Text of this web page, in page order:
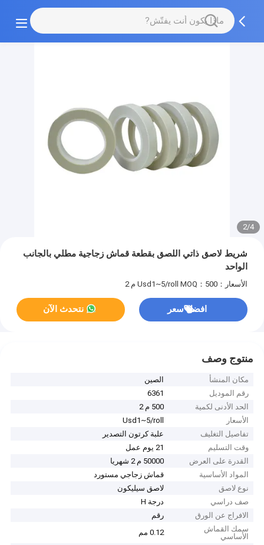
2/4
شريط لاصق ذاتي اللصق بقطعة قماش زجاجية مطلي بالجانب
الواحد
الأسعار：Usd1~5/roll MOQ：500 م 2
افضل سعر نتحدث الآن
منتوج وصف
مكان المنشأ
الصين
رقم الموديل
6361
الحد الأدنى لكمية
500 م 2
الأسعار
Usd1~5/roll
تفاصيل التغليف
علبة كرتون التصدير
وقت التسليم
21 يوم عمل
القدرة على العرض
50000 م 2 شهريا
المواد الأساسية
قماش زجاجي مستورد
نوع لاصق
لاصق سيليكون
صف دراسي
درجة H
الافراج عن الورق
رقم
سمك القماش
الأساسي
0.12 مم